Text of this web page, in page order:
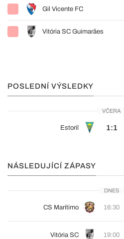
Gil Vicente FC
Vitória SC Guimarães
POSLEDNÍ VÝSLEDKY
VČERA
Estoril 1:1
NÁSLEDUJÍCÍ ZÁPASY
DNES
CS Marítimo 16:30
Vitória SC 19:00